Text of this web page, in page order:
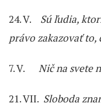
24. V. Sú ľudia,
právo zakazovať to,
7. V. Nič na svete
21. VII. Sloboda